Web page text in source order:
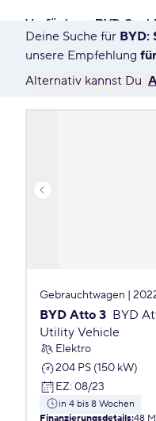
Verfügbare BYD Seal
1 Angebot für Deine
Deine Suche für BYD:
unsere Empfehlung
Alternativ kannst Du
Gebrauchtwagen |
BYD Atto 3 BYD
Utility Vehicle
Elektro
204 PS (150 kW)
EZ: 08/23
in 4 bis 8 Wochen
Finanzierungsdetails:48